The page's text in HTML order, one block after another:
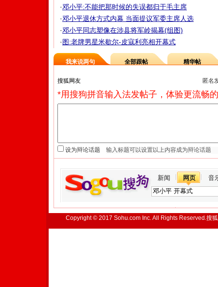
·邓小平:不能把那时候的失误都归于毛主席
·邓小平退休方式内幕 当面提议军委主席人选
·邓小平同志塑像在涉县将军岭揭幕(组图)
·图:老牌男星米歇尔-皮寇利亮相开幕式
我来说两句 全部跟帖 精华帖
匿名
*用搜狗拼音输入法发帖子，体验更流畅
设为辩论话题
新闻 网页 音
Copyright © 2017 Sohu.com Inc. All Rights Reserved.搜